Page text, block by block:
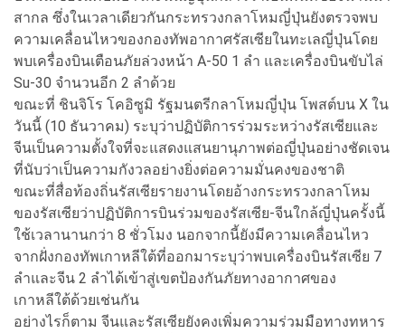
สากล ซึ่งในเวลาเดียวกันกระทรวงกลาโหมญี่ปุ่นยังตรวจพบ
ความเคลื่อนไหวของกองทัพอากาศรัสเซียในทะเลญี่ปุ่นโดย
พบเครื่องบินเตือนภัยล่วงหน้า A-50 1 ลำ และเครื่องบินขับไล่
Su-30 จำนวนอีก 2 ลำด้วย
ขณะที่ ชินจิโร โคอิซูมิ รัฐมนตรีกลาโหมญี่ปุ่น โพสต์บน X ใน
วันนี้ (10 ธันวาคม) ระบุว่าปฏิบัติการร่วมระหว่างรัสเซียและ
จีนเป็นความตั้งใจที่จะแสดงแสนยานุภาพต่อญี่ปุ่นอย่างชัดเจน
ที่นับว่าเป็นความกังวลอย่างยิ่งต่อความมั่นคงของชาติ
ขณะที่สื่อท้องถิ่นรัสเซียรายงานโดยอ้างกระทรวงกลาโหม
ของรัสเซียว่าปฏิบัติการบินร่วมของรัสเซีย-จีนใกล้ญี่ปุ่นครั้งนี้
ใช้เวลานานกว่า 8 ชั่วโมง นอกจากนี้ยังมีความเคลื่อนไหว
จากฝั่งกองทัพเกาหลีใต้ที่ออกมาระบุว่าพบเครื่องบินรัสเซีย 7
ลำและจีน 2 ลำได้เข้าสู่เขตป้องกันภัยทางอากาศของ
เกาหลีใต้ด้วยเช่นกัน
อย่างไรก็ตาม จีนและรัสเซียยังคงเพิ่มความร่วมมือทางทหาร